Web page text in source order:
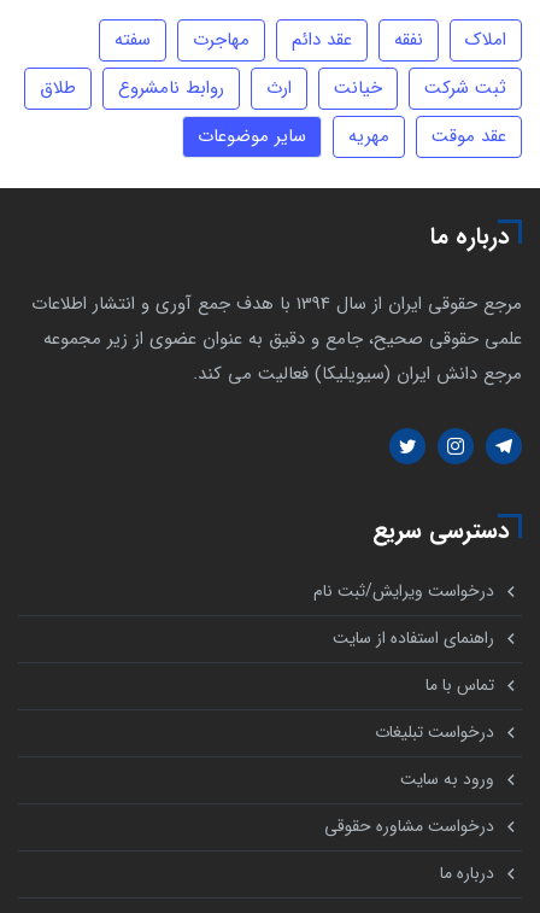
املاک نفقه عقد دائم مهاجرت
سفته
ثبت شرکت
خیانت ارث روابط نامشروع
طلاق
عقد موقت
مهریه سایر موضوعات
درباره ما
مرجع حقوقی ایران از سال 1394 با هدف جمع آوری و انتشار اطلاعات
علمی حقوقی صحیح، جامع و دقیق به عنوان عضوی از زیر مجموعه
مرجع دانش ایران (سیویلیکا) فعالیت می کند.
دسترسی سریع
درخواست ویرایش/ثبت نام
راهنمای استفاده از سایت
تماس با ما
درخواست تبلیغات
ورود به سایت
درخواست مشاوره حقوقی
درباره ما